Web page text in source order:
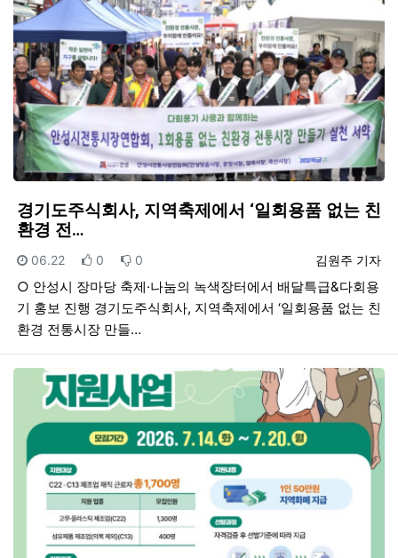
경기도주식회사, 지역축제에서 ‘일회용품 없는 친
환경 전…
등록자
김원주 기자
등록일
06.22 추천
0 비추천
0
○ 안성시 장마당 축제·나눔의 녹색장터에서 배달특급&다회용
기 홍보 진행 경기도주식회사, 지역축제에서 ‘일회용품 없는 친
환경 전통시장 만들…